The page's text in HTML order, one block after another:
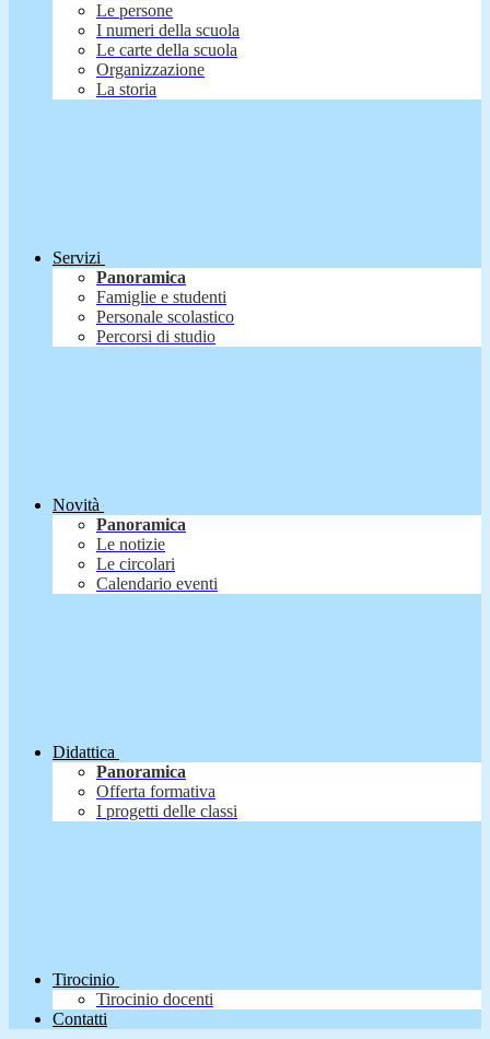
Le persone
I numeri della scuola
Le carte della scuola
Organizzazione
La storia
Servizi
Panoramica
Famiglie e studenti
Personale scolastico
Percorsi di studio
Novità
Panoramica
Le notizie
Le circolari
Calendario eventi
Didattica
Panoramica
Offerta formativa
I progetti delle classi
Tirocinio
Tirocinio docenti
Contatti